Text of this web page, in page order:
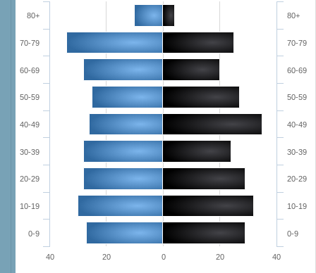
0-9
10-19
20-29
30-39
40-49
50-59
60-69
70-79
80+
0-9
10-19
20-29
30-39
40-49
50-59
60-69
70-79
80+
40 20 0 20 40